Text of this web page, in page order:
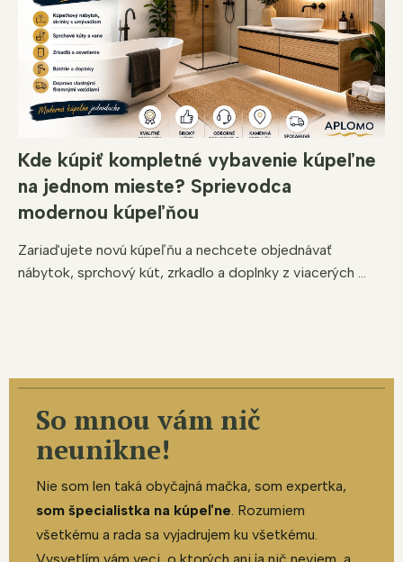
Kde kúpiť kompletné vybavenie kúpeľne
na jednom mieste? Sprievodca
modernou kúpeľňou
Zariaďujete novú kúpeľňu a nechcete objednávať
nábytok, sprchový kút, zrkadlo a doplnky z viacerých ...
So mnou vám nič
neunikne!
Nie som len taká obyčajná mačka, som expertka,
som špecialistka na kúpeľne. Rozumiem
všetkému a rada sa vyjadrujem ku všetkému.